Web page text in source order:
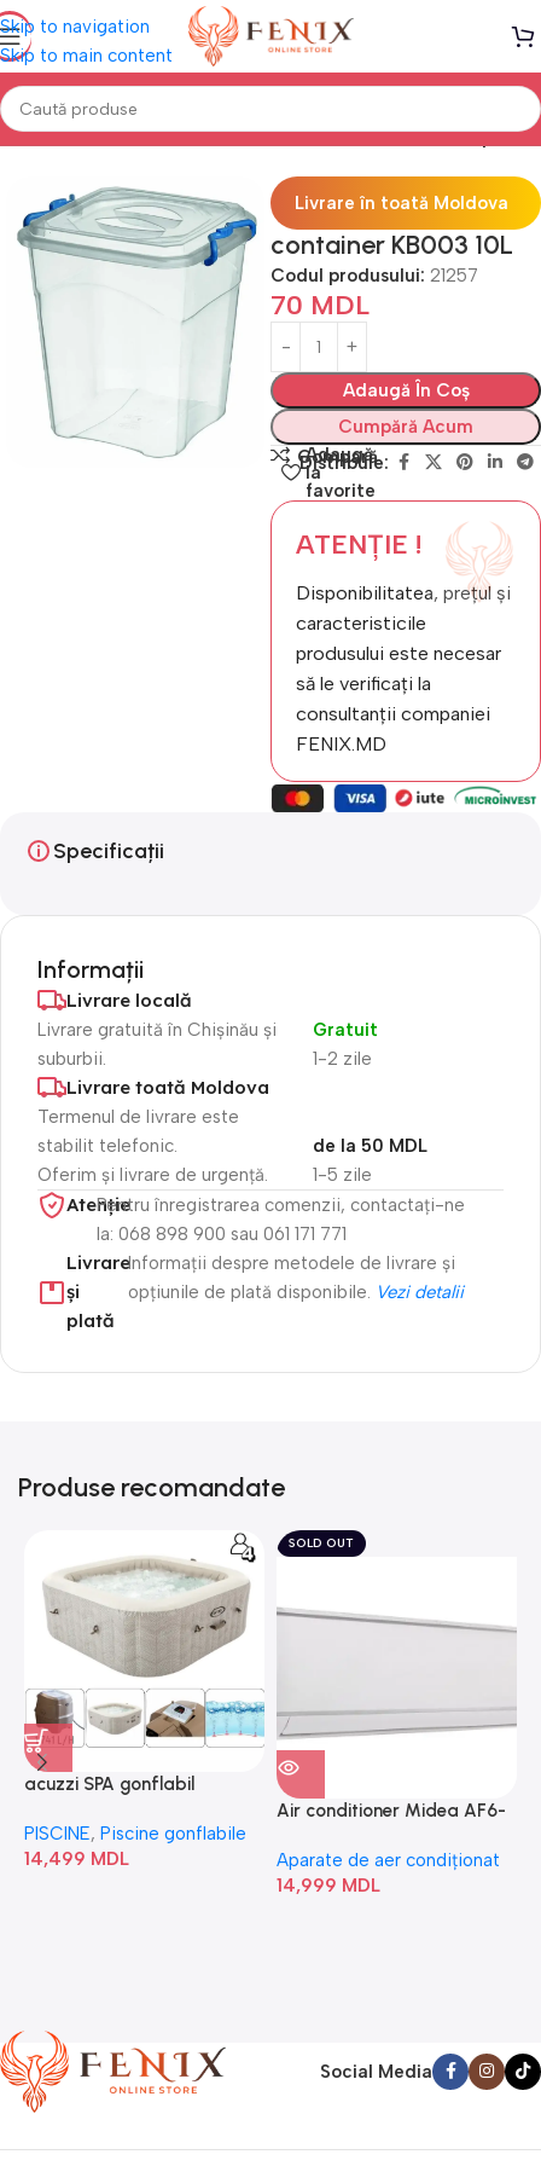
Skip to navigation
Skip to main content
BUCĂTĂRIE Alte acesorii bucătărie Containere de plastic
Livrare în toată Moldova
container KB003 10L
Codul produsului: 21257
70 MDL
Adaugă În Coș
Cumpără Acum
Compară
Adaugă
la
favorite
Distribuie:
ATENȚIE !
Disponibilitatea, prețul și
caracteristicile
produsului este necesar
să le verificați la
consultanții companiei
FENIX.MD
Specificații
Informații
Livrare locală
Livrare gratuită în Chișinău și
suburbii.
1-2 zile
Gratuit
Livrare toată Moldova
Termenul de livrare este
stabilit telefonic.
Oferim și livrare de urgență.
1-5 zile
de la 50 MDL
Atenție​Pentru înregistrarea comenzii, contactați-ne
la: 068 898 900 sau 061 171 771
Livrare
și
plată
Informații despre metodele de livrare și
opțiunile de plată disponibile. Vezi detalii
Produse recomandate
acuzzi SPA gonflabil
Bubble” 28446
PISCINE, Piscine gonflabile
14,499 MDL
SOLD OUT
Air conditioner Midea AF6-
Aparate de aer condiționat
14,999 MDL
Social Media